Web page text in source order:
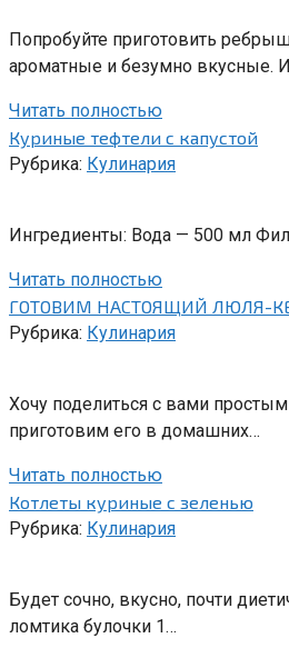
Попробуйте приготовить
ароматные и безумно вкусные.
Читать полностью
Куриные тефтели с капустой
Рубрика: Кулинария
Ингредиенты: Вода — 500 мл
Читать полностью
ГОТОВИМ НАСТОЯЩИЙ ЛЮЛЯ-
Рубрика: Кулинария
Хочу поделиться с вами
приготовим его в домашних…
Читать полностью
Котлеты куриные с зеленью
Рубрика: Кулинария
Будет сочно, вкусно, почти
ломтика булочки 1…